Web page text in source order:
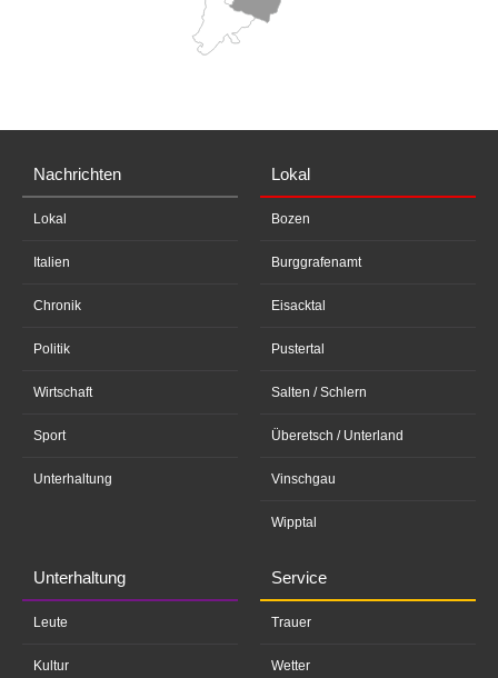
Nachrichten
Lokal
Italien
Chronik
Politik
Wirtschaft
Sport
Unterhaltung
Lokal
Bozen
Burggrafenamt
Eisacktal
Pustertal
Salten / Schlern
Überetsch / Unterland
Vinschgau
Wipptal
Unterhaltung
Leute
Kultur
Service
Trauer
Wetter